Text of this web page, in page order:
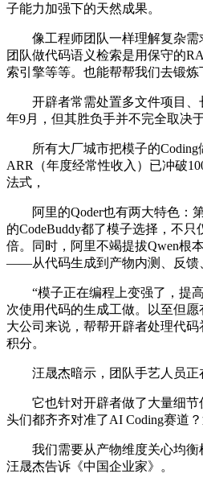
子能力加强下的天然成果。
像工程师团队一样理解复杂需求
团队做代码语义检索是用保守的
索引擎等等。也能帮帮我们去锻炼
开辟者常需处置多文件项目、长
年9月，但其胜负手并不完全取决
所有大厂城市把模子的Coding做
ARR（年度经常性收入）已冲破
法式，
阿里的Qoder也有两大特色：第
的CodeBuddy都了模子选择，不
倍。同时，阿里不竭提拔Qwen根
——从代码生成到产物内测、反馈
“模子正在编程上变强了，提高
次使用代码的生成工做。以至但
大公司来说，帮帮开辟者处理代
积分。
汪晟杰暗示，团队手艺人员正在
它也针对开辟者做了大量细节优
头们都齐齐对准了AI Coding赛道
我们需要从产物维度关心均衡机
汪晟杰告诉《中国企业家》。